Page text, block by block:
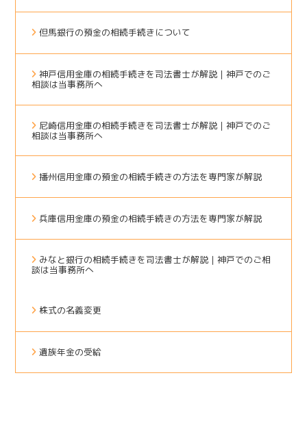
但馬銀行の預金の相続手続きについて
神戸信用金庫の相続手続きを司法書士が解説｜神戸でのご
相談は当事務所へ
尼崎信用金庫の相続手続きを司法書士が解説｜神戸でのご
相談は当事務所へ
播州信用金庫の預金の相続手続きの方法を専門家が解説
兵庫信用金庫の預金の相続手続きの方法を専門家が解説
みなと銀行の相続手続きを司法書士が解説｜神戸でのご相
談は当事務所へ
株式の名義変更
遺族年金の受給